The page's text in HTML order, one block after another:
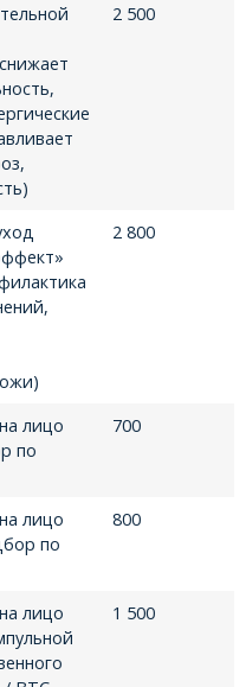
2 500
2 800
лицо
по
700
лицо
по
800
лицо
1 500